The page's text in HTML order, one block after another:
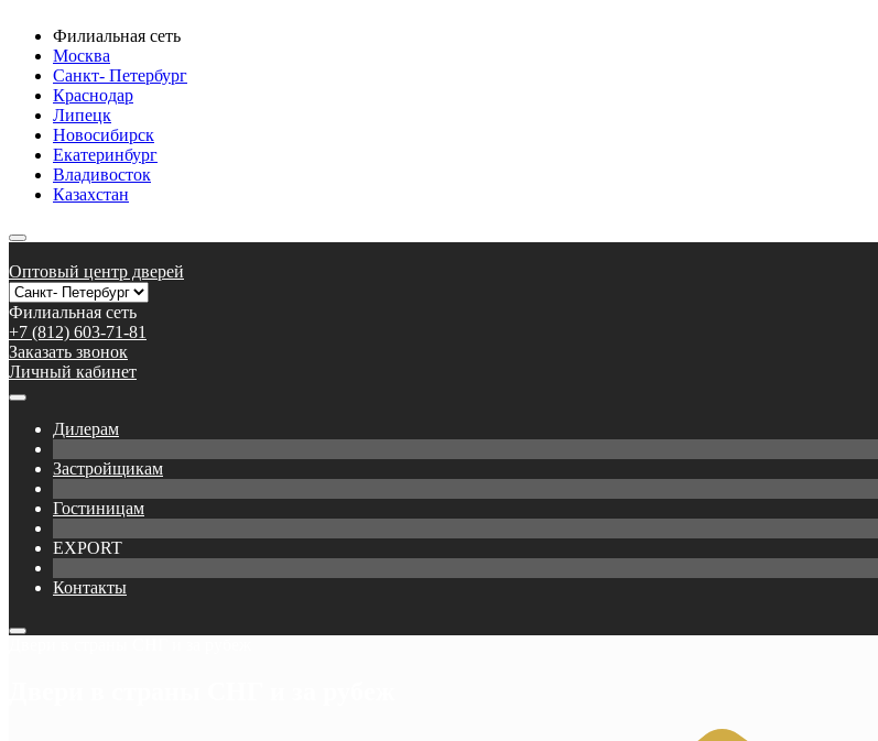
Филиальная сеть
Москва
Санкт- Петербург
Краснодар
Липецк
Новосибирск
Екатеринбург
Владивосток
Казахстан
Оптовый центр дверей
Филиальная сеть
+7 (812) 603-71-81
Заказать звонок
Личный кабинет
Дилерам
Застройщикам
Гостиницам
EXPORT
Контакты